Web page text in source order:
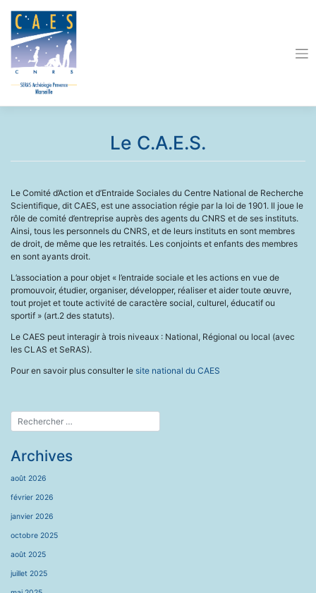
content
Le C.A.E.S.
Le Comité d’Action et d’Entraide Sociales du Centre National de Recherche
Scientifique, dit CAES, est une association régie par la loi de 1901. Il joue le
rôle de comité d’entreprise auprès des agents du CNRS et de ses instituts.
Ainsi, tous les personnels du CNRS, et de leurs instituts en sont membres
de droit, de même que les retraités. Les conjoints et enfants des membres
en sont ayants droit.
L’association a pour objet « l’entraide sociale et les actions en vue de
promouvoir, étudier, organiser, développer, réaliser et aider toute œuvre,
tout projet et toute activité de caractère social, culturel, éducatif ou
sportif » (art.2 des statuts).
Le CAES peut interagir à trois niveaux : National, Régional ou local (avec
les CLAS et SeRAS).
Pour en savoir plus consulter le site national du CAES
Archives
août 2026
février 2026
janvier 2026
octobre 2025
août 2025
juillet 2025